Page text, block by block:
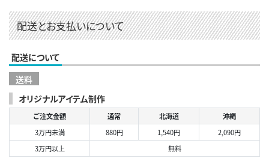
配送とお支払いについて
配送について
送料
オリジナルアイテム制作
ご注文金額 通常 北海道
沖縄
3万円未満
880円 1,540円
2,090円
3万円以上
無料